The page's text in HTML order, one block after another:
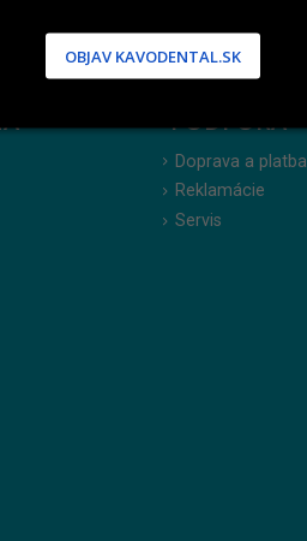
PODPORA
Doprava a platba
Reklamácie
Servis
OBJAV KAVODENTAL.SK